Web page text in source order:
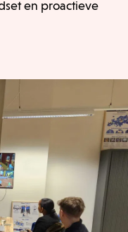
en proactieve